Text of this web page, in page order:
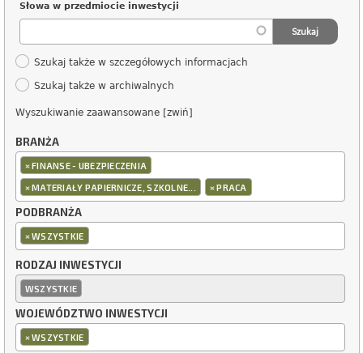
Słowa w przedmiocie inwestycji
Szukaj także w szczegółowych informacjach
Szukaj także w archiwalnych
Wyszukiwanie zaawansowane [zwiń]
BRANŻA
×FINANSE - UBEZPIECZENIA
×MATERIAŁY PAPIERNICZE, SZKOLNE... ×PRACA
PODBRANŻA
×WSZYSTKIE
RODZAJ INWESTYCJI
WSZYSTKIE
WOJEWÓDZTWO INWESTYCJI
×WSZYSTKIE